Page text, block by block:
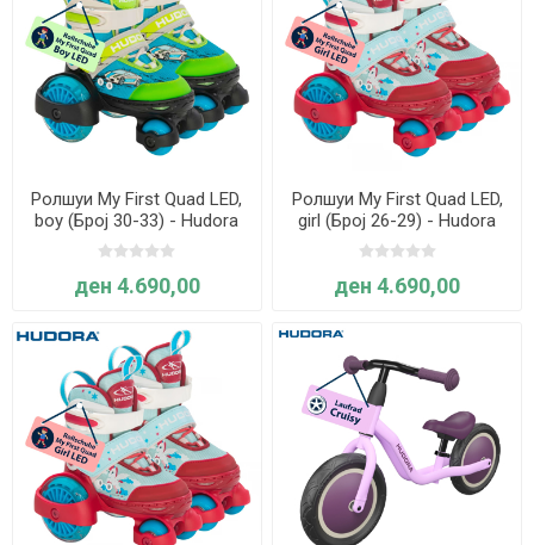
Ролшуи My First Quad LED,
boy (Број 30-33) - Hudora
ден 4.690,00
Ролшуи My First Quad LED,
girl (Број 26-29) - Hudora
ден 4.690,00